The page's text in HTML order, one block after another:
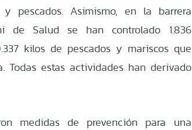
pescados. Asimismo, en la barrera
de Salud se han controlado 1.836
kilos de pescados y mariscos que
Todas estas actividades han derivado
medidas de prevención para una